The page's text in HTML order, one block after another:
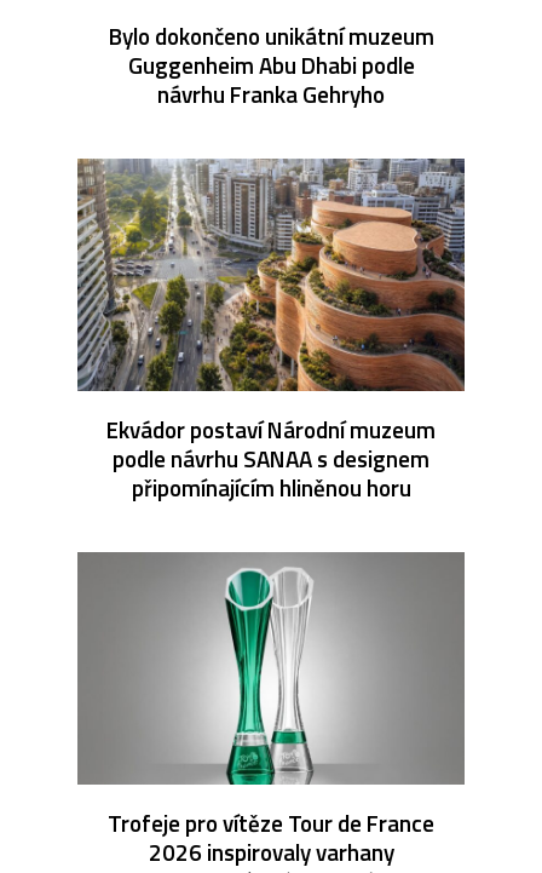
Bylo dokončeno unikátní muzeum
Guggenheim Abu Dhabi podle
návrhu Franka Gehryho
Ekvádor postaví Národní muzeum
podle návrhu SANAA s designem
připomínajícím hliněnou horu
Trofeje pro vítěze Tour de France
2026 inspirovaly varhany